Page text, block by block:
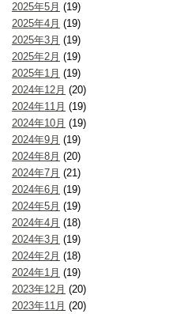
2025年5月 (19)
2025年4月 (19)
2025年3月 (19)
2025年2月 (19)
2025年1月 (19)
2024年12月 (20)
2024年11月 (19)
2024年10月 (19)
2024年9月 (19)
2024年8月 (20)
2024年7月 (21)
2024年6月 (19)
2024年5月 (19)
2024年4月 (18)
2024年3月 (19)
2024年2月 (18)
2024年1月 (19)
2023年12月 (20)
2023年11月 (20)